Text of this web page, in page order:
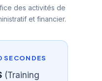
des activités de
et financier.
SECONDES
(Training